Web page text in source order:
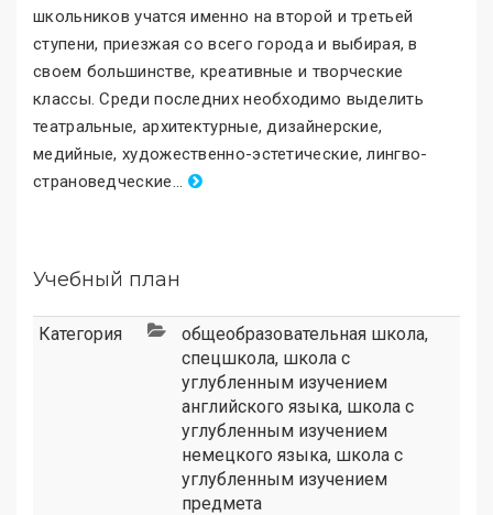
школьников учатся именно на второй и третьей
ступени, приезжая со всего города и выбирая, в
своем большинстве, креативные и творческие
классы. Среди последних необходимо выделить
театральные, архитектурные, дизайнерские,
медийные, художественно-эстетические, лингво-
страноведческие...
Учебный план
Категория общеобразовательная школа,
спецшкола, школа с
углубленным изучением
английского языка, школа с
углубленным изучением
немецкого языка, школа с
углубленным изучением
предмета